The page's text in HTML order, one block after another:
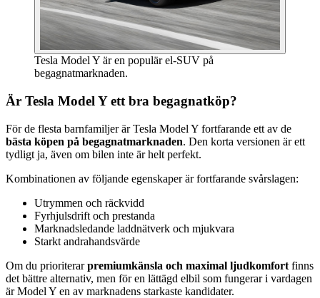
Tesla Model Y är en populär el-SUV på
begagnatmarknaden.
Är Tesla Model Y ett bra begagnatköp?
För de flesta barnfamiljer är Tesla Model Y fortfarande ett av de
bästa köpen på begagnatmarknaden. Den korta versionen är ett
tydligt ja, även om bilen inte är helt perfekt.
Kombinationen av följande egenskaper är fortfarande svårslagen:
Utrymmen och räckvidd
Fyrhjulsdrift och prestanda
Marknadsledande laddnätverk och mjukvara
Starkt andrahandsvärde
Om du prioriterarpremiumkänsla och maximal ljudkomfort finns
det bättre alternativ, men för en lättägd elbil som fungerar i vardagen
är Model Y en av marknadens starkaste kandidater.